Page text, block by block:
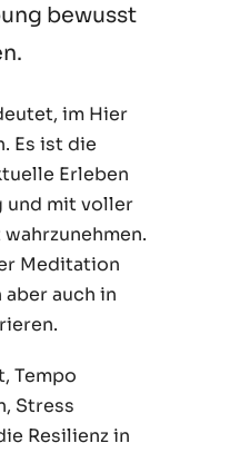
bewusst
im Hier
Es ist die
Erleben
und mit voller
Meditation
auch in
Tempo
Stress
Resilienz in